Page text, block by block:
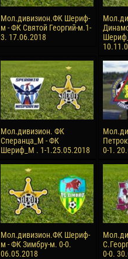
Мол.дивизион.ФК Шериф-
м - ФК Святой Георгий-м.1-
3. 17.06.2018
Мол.дивизион. ФК
Сперанца_М - ФК
Шериф_М . 1-1.25.05.2018
0-1.
Мол.дивизион.ФК Шериф-
м - ФК Зимбру-м. 0-0.
06.05.2018
0-0.